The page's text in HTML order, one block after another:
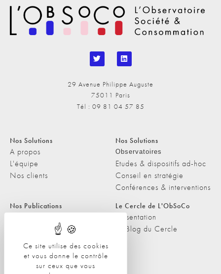
Ce site utilise des cookies
et vous donne le contrôle
sur ceux que vous
29 Avenue Philippe Auguste
75011 Paris
Tél : 09 81 04 57 85
Nos Solutions
A propos
L'équipe
Nos clients
Nos Solutions
Observatoires
Etudes & dispositifs ad-hoc
Conseil en stratégie
Conférences & interventions
Nos Publications
Les Podcasts de L'ObSoCo
L'ObSoCo dans les médias
Le Cercle de L'ObSoCo
Présentation
Le Blog du Cercle
Contacts
Nous contacter